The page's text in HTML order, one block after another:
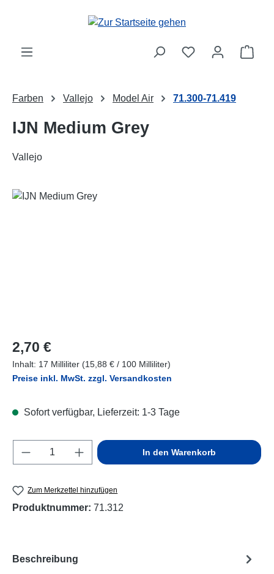
Zum Hauptinhalt springen
Farben Vallejo Model Air 71.300-71.419
IJN Medium Grey
Vallejo
Bildergalerie überspringen
Regulärer Preis:
2,70 €
Inhalt: 17 Milliliter (15,88 € / 100 Milliliter)
Preise inkl. MwSt. zzgl. Versandkosten
Sofort verfügbar, Lieferzeit: 1-3 Tage
Produkt Anzahl: Gib den gewünschten
In den Warenkorb
Zum Merkzettel hinzufügen
Produktnummer: 71.312
Beschreibung